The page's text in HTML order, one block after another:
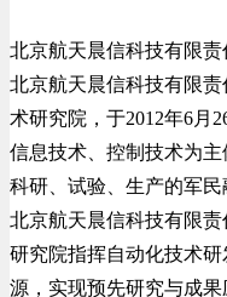
北京航天晨信科技有限
北京航天晨信科技有限
术研究院，于2012年6月
信息技术、控制技术为
科研、试验、生产的军民
北京航天晨信科技有限
研究院指挥自动化技术
源，实现预先研究与成